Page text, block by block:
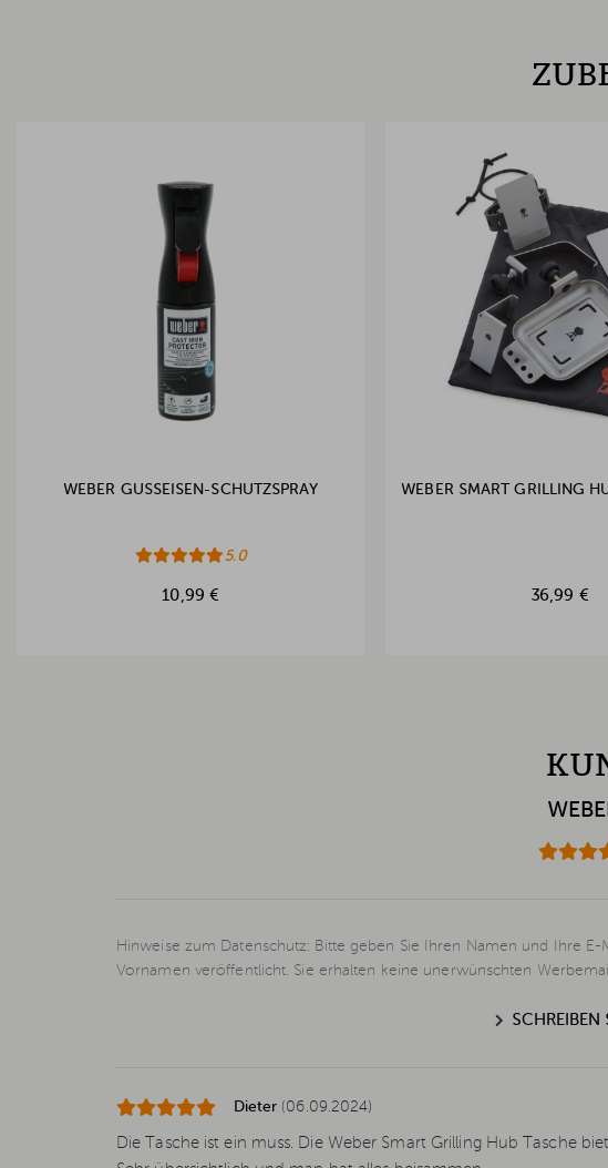
WEBER GUSSEISEN-SCHUTZSPRAY
5.0
10,99 €
WEBER SMART GRILLING
36,99 €
Hinweise zum Datenschutz: Bitte geben Sie Ihren Namen und Ihre
Vornamen veröffentlicht. Sie erhalten keine unerwünschten
SCHREIBEN
Dieter (06.09.2024)
Die Tasche ist ein muss. Die Weber Smart Grilling Hub Tasche